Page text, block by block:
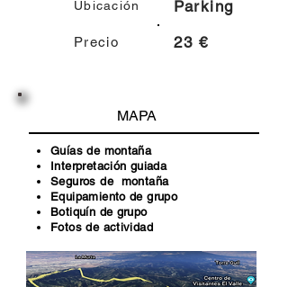
Ubicación
Parking
Precio 23 €
MAPA
Guías de montaña
Interpretación guiada
Seguros de montaña
Equipamiento de grupo
Botiquín de grupo
Fotos de actividad